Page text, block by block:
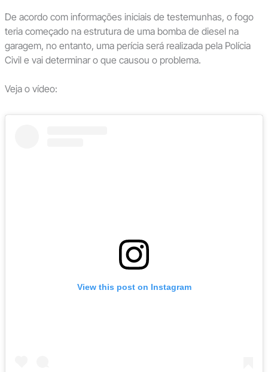
De acordo com informações iniciais de testemunhas, o fogo
teria começado na estrutura de uma bomba de diesel na
garagem, no entanto, uma perícia será realizada pela Polícia
Civil e vai determinar o que causou o problema.
Veja o vídeo:
View this post on Instagram